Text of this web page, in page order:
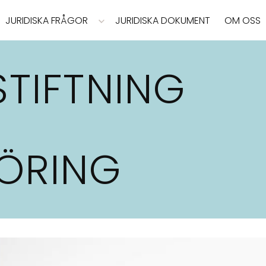
JURIDISKA FRÅGOR JURIDISKA DOKUMENT OM OSS